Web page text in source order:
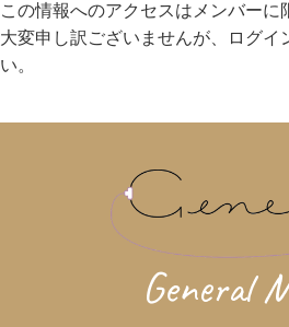
この情報へのアクセスはメンバーに
大変申し訳ございませんが、ログイ
い。
General